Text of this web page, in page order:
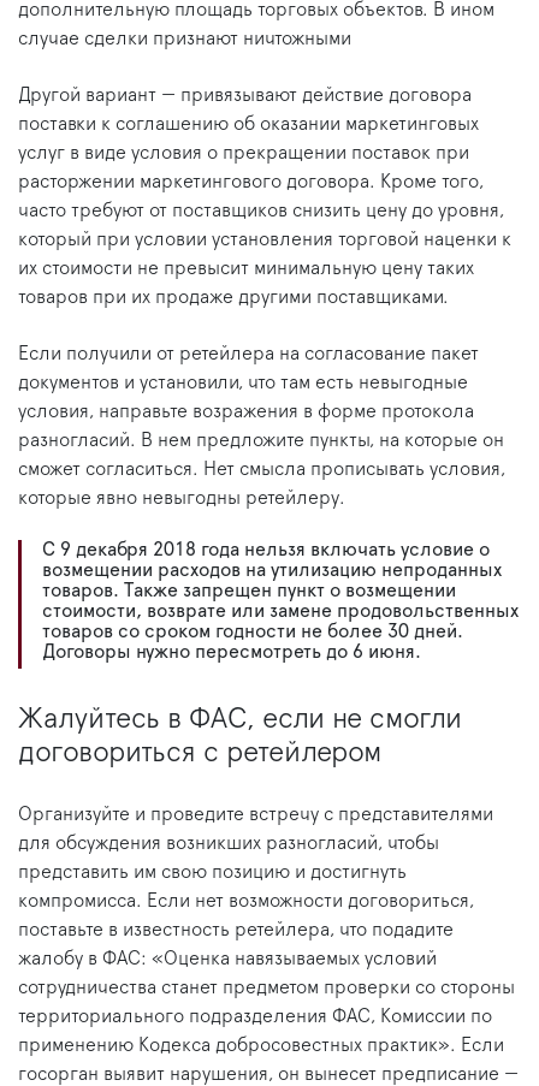
дополнительную площадь торговых объектов. В ином
случае сделки признают ничтожными
Другой вариант — привязывают действие договора
поставки к соглашению об оказании маркетинговых
услуг в виде условия о прекращении поставок при
расторжении маркетингового договора. Кроме того,
часто требуют от поставщиков снизить цену до уровня,
который при условии установления торговой наценки к
их стоимости не превысит минимальную цену таких
товаров при их продаже другими поставщиками.
Если получили от ретейлера на согласование пакет
документов и установили, что там есть невыгодные
условия, направьте возражения в форме протокола
разногласий. В нем предложите пункты, на которые он
сможет согласиться. Нет смысла прописывать условия,
которые явно невыгодны ретейлеру.
С 9 декабря 2018 года нельзя включать условие о
возмещении расходов на утилизацию непроданных
товаров. Также запрещен пункт о возмещении
стоимости, возврате или замене продовольственных
товаров со сроком годности не более 30 дней.
Договоры нужно пересмотреть до 6 июня.
Жалуйтесь в ФАС, если не смогли
договориться с ретейлером
Организуйте и проведите встречу с представителями
для обсуждения возникших разногласий, чтобы
представить им свою позицию и достигнуть
компромисса. Если нет возможности договориться,
поставьте в известность ретейлера, что подадите
жалобу в ФАС: «Оценка навязываемых условий
сотрудничества станет предметом проверки со стороны
территориального подразделения ФАС, Комиссии по
применению Кодекса добросовестных практик». Если
госорган выявит нарушения, он вынесет предписание —